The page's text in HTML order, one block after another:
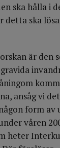
ska hålla i
detta ska
är den
ansåg vi
form av
våren
heter